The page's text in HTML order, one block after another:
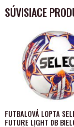
SÚVISIACE
FUTBALOVÁ LOPTA
FUTURE LIGHT DB